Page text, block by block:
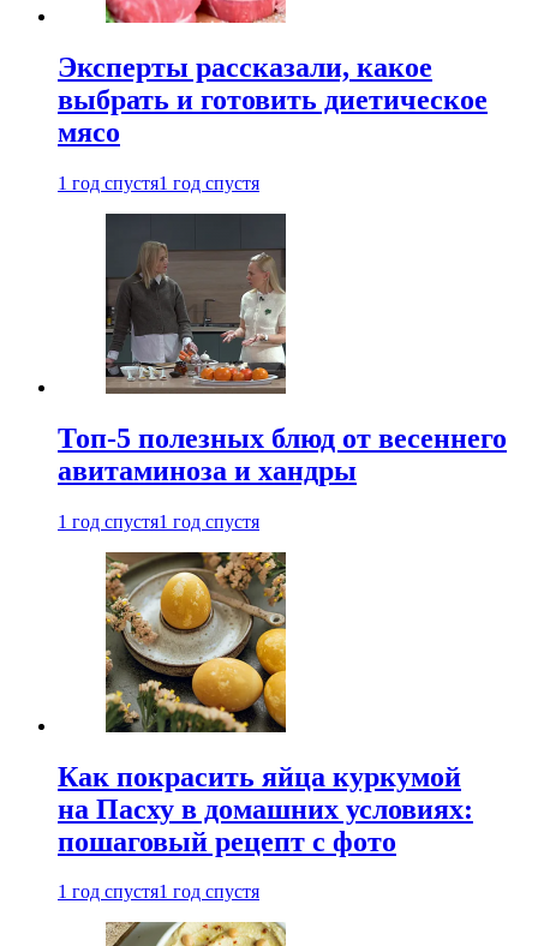
Эксперты рассказали, какое
выбрать и готовить диетическое
мясо
1 год спустя1 год спустя
Топ-5 полезных блюд от весеннего
авитаминоза и хандры
1 год спустя1 год спустя
Как покрасить яйца куркумой
на Пасху в домашних условиях:
пошаговый рецепт с фото
1 год спустя1 год спустя